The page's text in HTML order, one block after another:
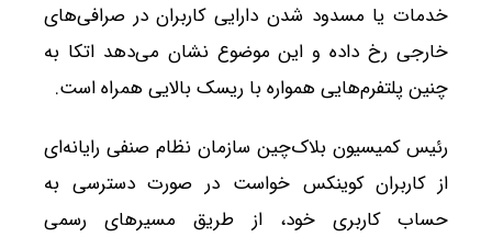
خدمات یا مسدود شدن دارایی کاربران در صرافی‌های
خارجی رخ داده و این موضوع نشان می‌دهد اتکا به
چنین پلتفرم‌هایی همواره با ریسک بالایی همراه است.
رئیس کمیسیون بلاک‌چین سازمان نظام صنفی رایانه‌ای
از کاربران کوینکس خواست در صورت دسترسی به
حساب کاربری خود، از طریق مسیرهای رسمی